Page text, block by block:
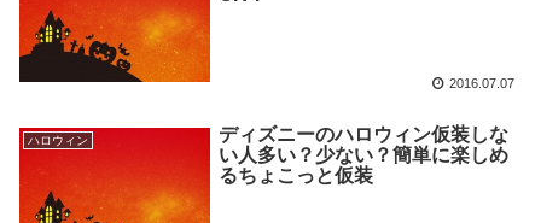
2016.07.07
ハロウィン
ディズニーのハロウィン仮装しな
い人多い？少ない？簡単に楽しめ
るちょこっと仮装